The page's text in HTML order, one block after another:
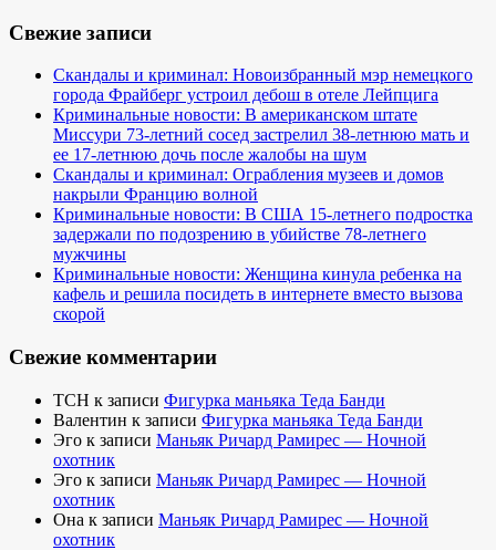
Свежие записи
Скандалы и криминал: Новоизбранный мэр немецкого
города Фрайберг устроил дебош в отеле Лейпцига
Криминальные новости: В американском штате
Миссури 73-летний сосед застрелил 38-летнюю мать и
ее 17-летнюю дочь после жалобы на шум
Скандалы и криминал: Ограбления музеев и домов
накрыли Францию волной
Криминальные новости: В США 15-летнего подростка
задержали по подозрению в убийстве 78-летнего
мужчины
Криминальные новости: Женщина кинула ребенка на
кафель и решила посидеть в интернете вместо вызова
скорой
Свежие комментарии
TCH к записи Фигурка маньяка Теда Банди
Валентин к записи Фигурка маньяка Теда Банди
Эго к записи Маньяк Ричард Рамирес — Ночной
охотник
Эго к записи Маньяк Ричард Рамирес — Ночной
охотник
Она к записи Маньяк Ричард Рамирес — Ночной
охотник